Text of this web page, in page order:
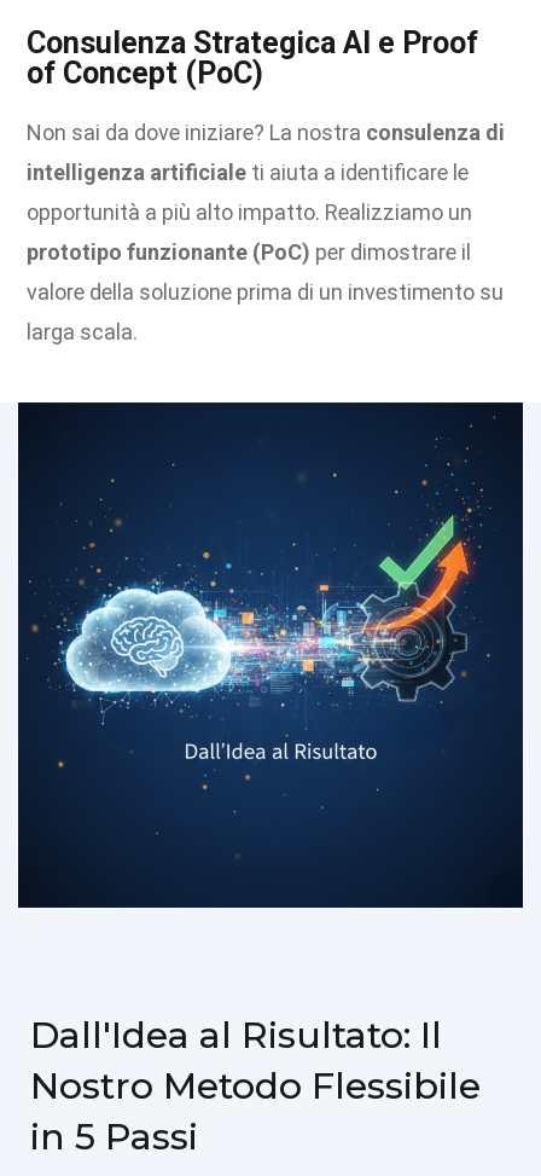
Consulenza Strategica AI e Proof
of Concept (PoC)
Non sai da dove iniziare? La nostra consulenza di
intelligenza artificiale ti aiuta a identificare le
opportunità a più alto impatto. Realizziamo un
prototipo funzionante (PoC) per dimostrare il
valore della soluzione prima di un investimento su
larga scala.
Dall'Idea al Risultato: Il
Nostro Metodo Flessibile
in 5 Passi